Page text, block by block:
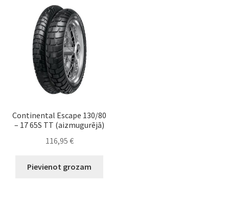
Continental Escape 130/80
– 17 65S TT (aizmugurējā)
116,95 €
Pievienot grozam